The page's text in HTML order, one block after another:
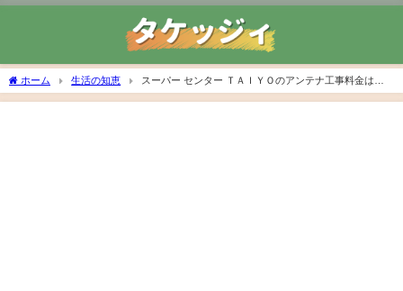
ホーム 生活の知恵
スーパー センター ＴＡＩＹＯのアンテナ工事料金はい
くら？格安で取り付けるためのコツも紹介！